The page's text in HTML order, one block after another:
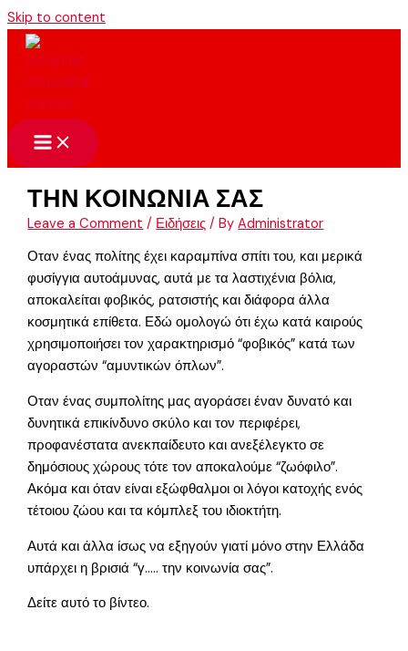
Skip to content
ΤΗΝ ΚΟΙΝΩΝΙΑ ΣΑΣ
Leave a Comment / Ειδήσεις / ByAdministrator
Οταν ένας πολίτης έχει καραμπίνα σπίτι του, και μερικά
φυσίγγια αυτοάμυνας, αυτά με τα λαστιχένια βόλια,
αποκαλείται φοβικός, ρατσιστής και διάφορα άλλα
κοσμητικά επίθετα. Εδώ ομολογώ ότι έχω κατά καιρούς
χρησιμοποιήσει τον χαρακτηρισμό “φοβικός” κατά των
αγοραστών “αμυντικών όπλων”.
Οταν ένας συμπολίτης μας αγοράσει έναν δυνατό και
δυνητικά επικίνδυνο σκύλο και τον περιφέρει,
προφανέστατα ανεκπαίδευτο και ανεξέλεγκτο σε
δημόσιους χώρους τότε τον αποκαλούμε “ζωόφιλο”.
Ακόμα και όταν είναι εξώφθαλμοι οι λόγοι κατοχής ενός
τέτοιου ζώου και τα κόμπλεξ του ιδιοκτήτη.
Αυτά και άλλα ίσως να εξηγούν γιατί μόνο στην Ελλάδα
υπάρχει η βρισιά “γ….. την κοινωνία σας”.
Δείτε αυτό το βίντεο.